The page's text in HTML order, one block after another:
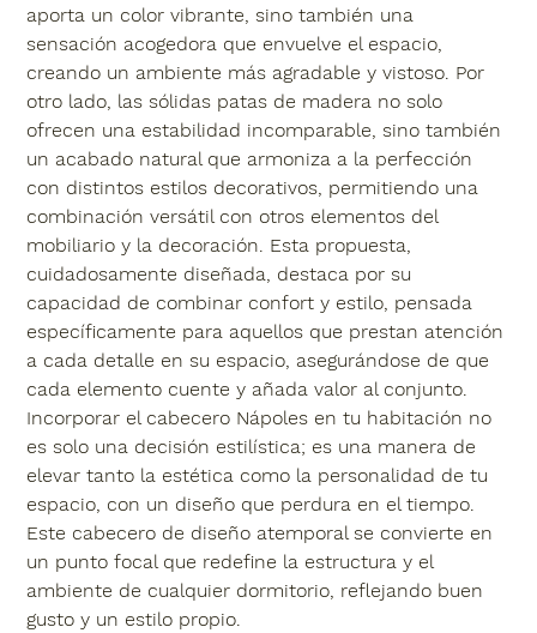
aporta un color vibrante, sino también una
sensación acogedora que envuelve el espacio,
creando un ambiente más agradable y vistoso. Por
otro lado, las sólidas patas de madera no solo
ofrecen una estabilidad incomparable, sino también
un acabado natural que armoniza a la perfección
con distintos estilos decorativos, permitiendo una
combinación versátil con otros elementos del
mobiliario y la decoración. Esta propuesta,
cuidadosamente diseñada, destaca por su
capacidad de combinar confort y estilo, pensada
específicamente para aquellos que prestan atención
a cada detalle en su espacio, asegurándose de que
cada elemento cuente y añada valor al conjunto.
Incorporar el cabecero Nápoles en tu habitación no
es solo una decisión estilística; es una manera de
elevar tanto la estética como la personalidad de tu
espacio, con un diseño que perdura en el tiempo.
Este cabecero de diseño atemporal se convierte en
un punto focal que redefine la estructura y el
ambiente de cualquier dormitorio, reflejando buen
gusto y un estilo propio.